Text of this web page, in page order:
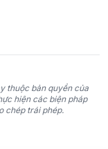
thuộc bản quyền của
hiện các biện pháp
chép trái phép.